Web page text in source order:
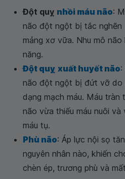
Đột quỵ nhồi máu não:
não đột ngột bị tắc nghẽn
mảng xơ vữa. Nhu mô
năng.
Đột quỵ xuất huyết não:
não đột ngột bị đứt vỡ do
dạng mạch máu. Máu tràn
não vừa thiếu máu nuôi
máu tụ.
Phù não: Áp lực nội sọ
nguyên nhân nào, khiến
chèn ép, trương phù và